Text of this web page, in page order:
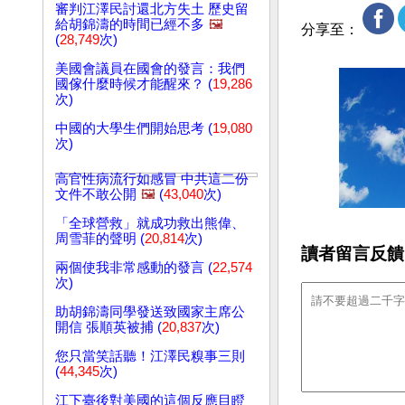
審判江澤民討還北方失土 歷史留
給胡錦濤的時間已經不多 🖼️
(28,749次)
美國會議員在國會的發言：我們
國傢什麼時候才能醒來？ (19,286
次)
中國的大學生們開始思考 (19,080
次)
高官性病流行如感冒 中共這二份
文件不敢公開 🖼️ (43,040次)
「全球營救」就成功救出熊偉、
周雪菲的聲明 (20,814次)
兩個使我非常感動的發言 (22,574
次)
助胡錦濤同學發送致國家主席公
開信 張順英被捕 (20,837次)
您只當笑話聽！江澤民糗事三則
(44,345次)
江下臺後對美國的這個反應目瞪
分享至：
讀者留言反